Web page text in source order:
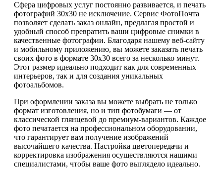
Сфера цифровых услуг постоянно развивается, и печать
фотографий 30х30 не исключение. Сервис ФотоПочта
позволяет сделать заказ онлайн, предлагая простой и
удобный способ превратить ваши цифровые снимки в
качественные фотографии. Благодаря нашему веб-сайту
и мобильному приложению, вы можете заказать печать
своих фото в формате 30х30 всего за несколько минут.
Этот размер идеально подходит как для современных
интерьеров, так и для создания уникальных
фотоальбомов.
При оформлении заказа вы можете выбрать не только
формат изготовления, но и тип фотобумаги — от
классической глянцевой до премиум-вариантов. Каждое
фото печатается на профессиональном оборудовании,
что гарантирует вам получение изображений
высочайшего качества. Настройка цветопередачи и
корректировка изображения осуществляются нашими
специалистами, чтобы ваше фото выглядело идеально.